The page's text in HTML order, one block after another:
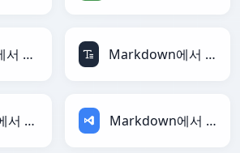
Markdown에서 ActionScript로 Markdown에서 ASCII로
Markdown에서 AsciiDoc로 Markdown에서 ASP로